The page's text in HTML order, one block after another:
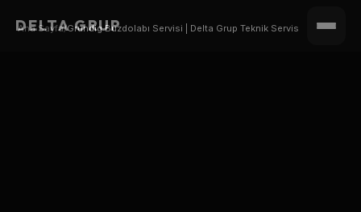
DELTA GRUP
Ana Sayfa/Grundig Buzdolabı Servisi | Delta Grup Teknik Servis